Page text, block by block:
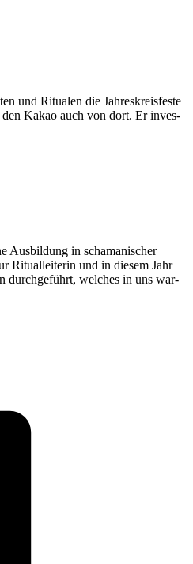
und Ritua­len die Jah­res­kreis­fes­te
den Kakao auch von dort. Er inves­
Aus­bil­dung in scha­ma­ni­scher
Ritual­lei­te­rin und in die­sem Jahr
durch­ge­führt, wel­ches in uns war­